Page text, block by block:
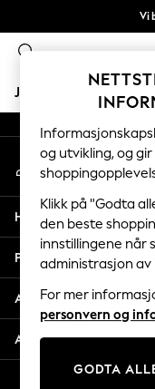
Vi
Fleksible
JENTER GUTTER
GIRLS
New In
50 - 92cm
98 - 110cm
116 - 134cm
140 - 174cm
Trending:
Trending:
Toy Story
THE SET
Coats &
An error occurred on
Min konto
Logg inn på kontoen
Hjelp
Personvern & Juridisk
Avdelinger
Andre tjenester
og utvikling, og
Klikk på "Godta
den beste
innstillingene når
administrasjon
For mer
personvern og
GODTA